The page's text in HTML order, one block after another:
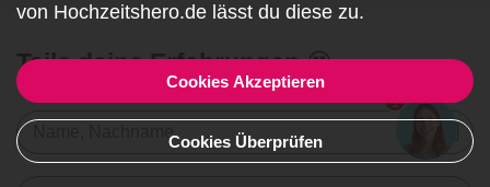
Teile deine Erfahrungen 😍
Name, Nachname
von Hochzeitshero.de lässt du diese zu.
Cookies Akzeptieren
Cookies Überprüfen
1